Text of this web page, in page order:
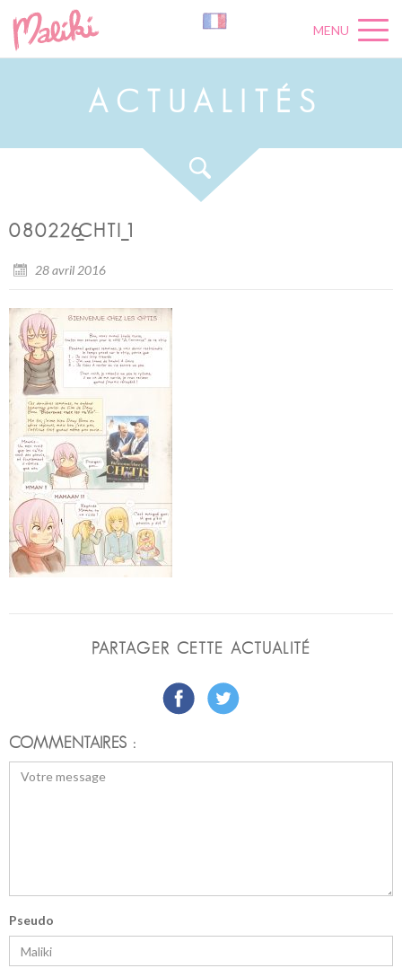
MENU
A C U A L É S
080226_CHTI_1
28 avril 2016
PARTAGER CETTE ACTUALITÉ
COMMENTAIRES :
Pseudo